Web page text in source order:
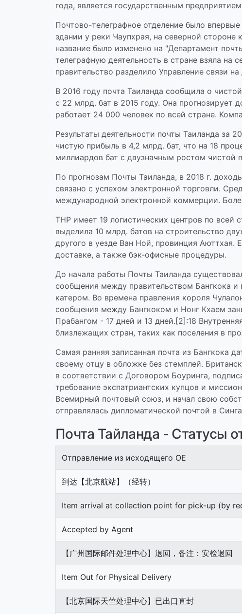
года, является государственным
Почтово-телеграфное отделение было
здании у реки Чаупхрая, на северной стороне
название было изменено на "Департамент
телеграфную деятельность в стране взяла на
правительство разделило Управление связи
В 2016 году почта Таиланда сообщила о
с 22 млрд. бат в 2015 году. Она прогнозирует
работает 24 000 человек по всей стране.
Результаты деятельности почты Таиланда за
чистую прибыль в 4,2 млрд. бат, что на 18
миллиардов бат с двузначным ростом чистой
По прогнозам Почты Таиланда, в 2018 г.
связано с успехом электронной торговли.
международной электронной коммерции.
THP имеет 19 логистических центров по всей
выделила 10 млрд. батов на строительство
другого в уезде Ван Ной, провинция Аюттхая.
доставке, а также бэк-офисные процедуры.
До начала работы Почты Таиланда
сообщения между правительством Бангкока
катером. Во времена правления короля
сообщения между Бангкоком и Нонг Кхаем
Прабангом - 17 дней и 13 дней.[2]:18
близлежащих стран, таких как поселения в
Самая ранняя записанная почта из Бангкока
своему отцу в обложке без стемплей.
в соответствии с Договором Боуринга,
требование экспатриантских купцов и
Всемирный почтовый союз, и начал свою
отправлялась дипломатической почтой в
Почта Тайланда - Статусы
Отправление из исходящего OE
到达【北京航站】（经转）
Item arrival at collection point for pick-up (by
Accepted by Agent
【广州国际邮件处理中心】退回，备注：安检退回
Item Out for Physical Delivery
【北京国际天竺处理中心】已出口直封